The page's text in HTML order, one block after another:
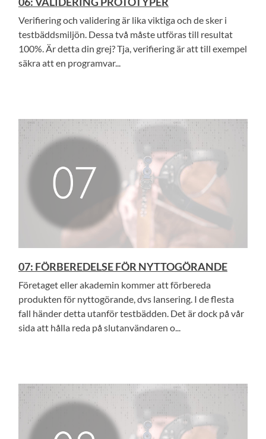
Verifiering och validering är lika viktiga och de sker i
testbäddsmiljön. Dessa två måste utföras till resultat
100%. Är detta din grej? Tja, verifiering är att till exempel
säkra att en programvar...
07: FÖRBEREDELSE FÖR NYTTOGÖRANDE
Företaget eller akademin kommer att förbereda
produkten för nyttogörande, dvs lansering. I de flesta
fall händer detta utanför testbädden. Det är dock på vår
sida att hålla reda på slutanvändaren o...